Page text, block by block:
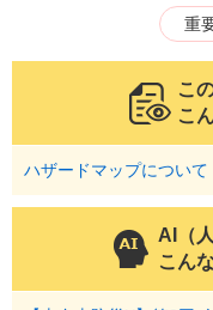
重
こ
こ
ハザードマップについて
AI（
こん